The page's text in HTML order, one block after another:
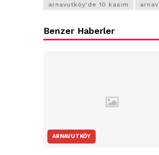
arnavutköy'de 10 kasım
Benzer Haberler
ARNAVUTKÖY